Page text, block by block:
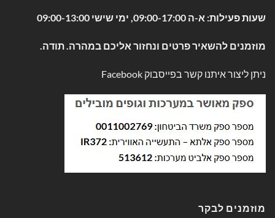
שעות פעילות: א-ה 09:00-17:00, ימי שישי 09:00-13:00
מוזמנים להשאיר פרטים ונחזור אליכם במהרה. תודה.
ניתן ליצור איתנו קשר בפייסבוק Facebook
מוזמנים לבקר